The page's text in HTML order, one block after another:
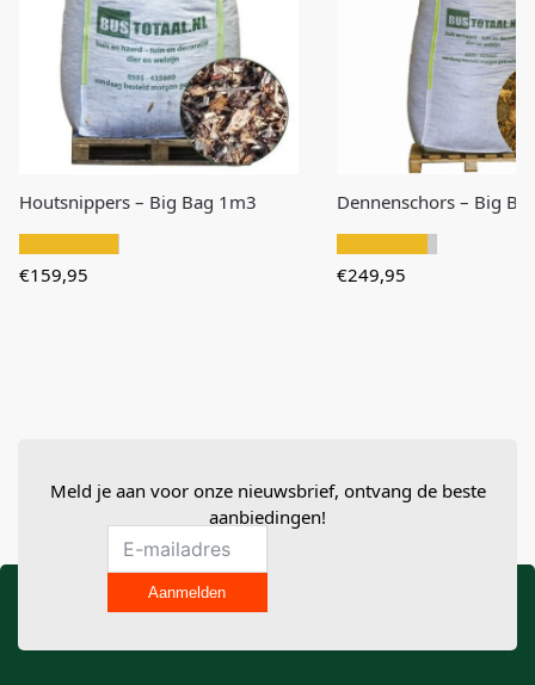
Houtsnippers – Big Bag 1m3
€159,95
Dennenschors – Big
€249,95
Meld je aan voor onze nieuwsbrief, ontvang de beste
aanbiedingen!
Aanmelden